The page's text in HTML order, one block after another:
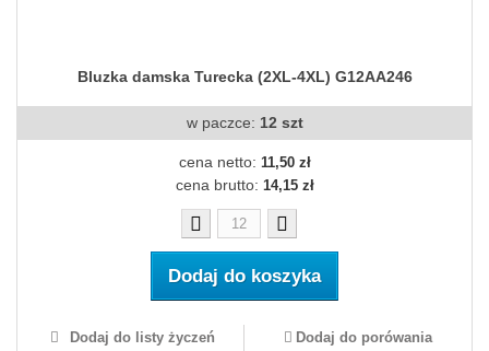
Bluzka damska Turecka (2XL-4XL) G12AA246
w paczce: 12 szt
cena netto: 11,50 zł
cena brutto: 14,15 zł
Dodaj do koszyka
Dodaj do listy życzeń Dodaj do porówania